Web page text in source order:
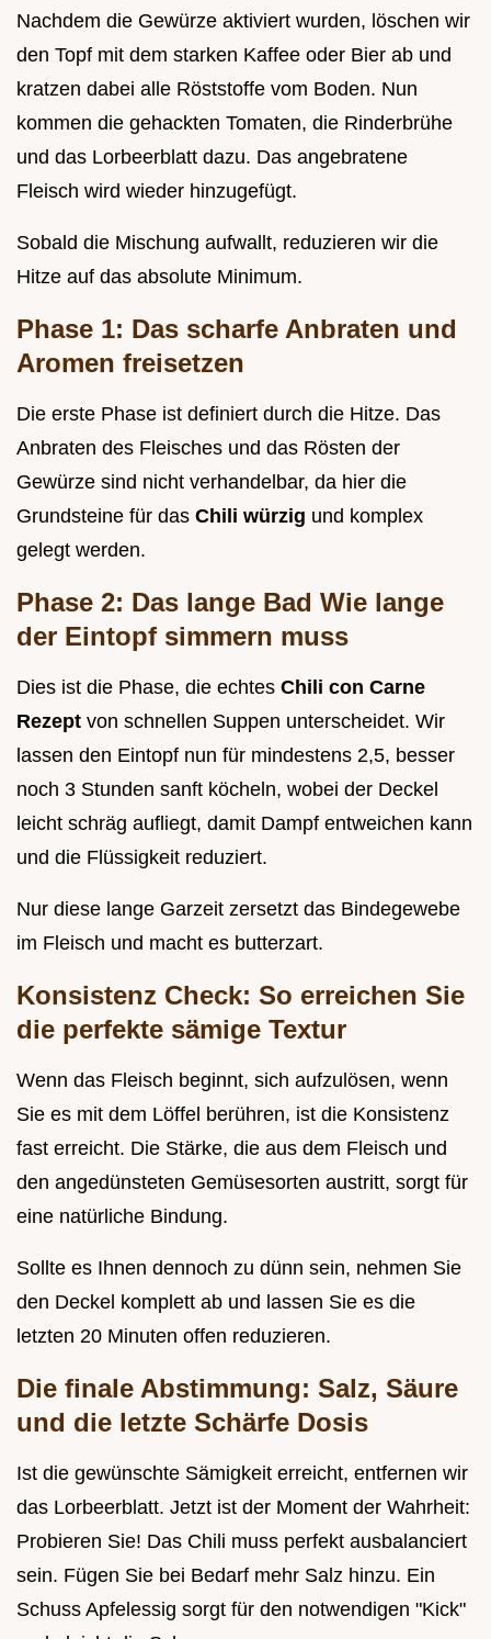
Nachdem die Gewürze aktiviert wurden, löschen wir
den Topf mit dem starken Kaffee oder Bier ab und
kratzen dabei alle Röststoffe vom Boden. Nun
kommen die gehackten Tomaten, die Rinderbrühe
und das Lorbeerblatt dazu. Das angebratene
Fleisch wird wieder hinzugefügt.
Sobald die Mischung aufwallt, reduzieren wir die
Hitze auf das absolute Minimum.
Phase 1: Das scharfe Anbraten und
Aromen freisetzen
Die erste Phase ist definiert durch die Hitze. Das
Anbraten des Fleisches und das Rösten der
Gewürze sind nicht verhandelbar, da hier die
Grundsteine für das Chili würzig und komplex
gelegt werden.
Phase 2: Das lange Bad Wie lange
der Eintopf simmern muss
Dies ist die Phase, die echtes Chili con Carne
Rezept von schnellen Suppen unterscheidet. Wir
lassen den Eintopf nun für mindestens 2,5, besser
noch 3 Stunden sanft köcheln, wobei der Deckel
leicht schräg aufliegt, damit Dampf entweichen kann
und die Flüssigkeit reduziert.
Nur diese lange Garzeit zersetzt das Bindegewebe
im Fleisch und macht es butterzart.
Konsistenz Check: So erreichen Sie
die perfekte sämige Textur
Wenn das Fleisch beginnt, sich aufzulösen, wenn
Sie es mit dem Löffel berühren, ist die Konsistenz
fast erreicht. Die Stärke, die aus dem Fleisch und
den angedünsteten Gemüsesorten austritt, sorgt für
eine natürliche Bindung.
Sollte es Ihnen dennoch zu dünn sein, nehmen Sie
den Deckel komplett ab und lassen Sie es die
letzten 20 Minuten offen reduzieren.
Die finale Abstimmung: Salz, Säure
und die letzte Schärfe Dosis
Ist die gewünschte Sämigkeit erreicht, entfernen wir
das Lorbeerblatt. Jetzt ist der Moment der Wahrheit:
Probieren Sie! Das Chili muss perfekt ausbalanciert
sein. Fügen Sie bei Bedarf mehr Salz hinzu. Ein
Schuss Apfelessig sorgt für den notwendigen "Kick"